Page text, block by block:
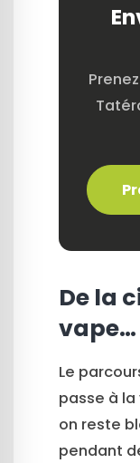
De la
vape…
Le
passe à la
on reste
pendant